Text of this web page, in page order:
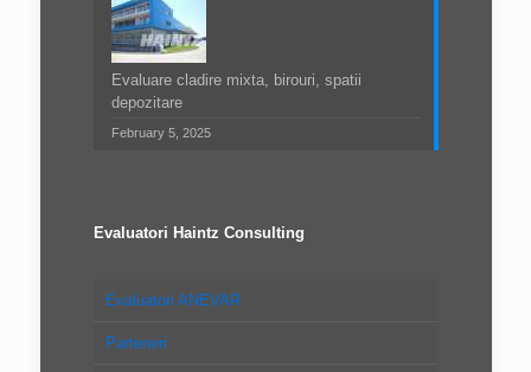
Evaluare cladire mixta, birouri, spatii
depozitare
February 5, 2025
Evaluatori Haintz Consulting
Evaluatori ANEVAR
Parteneri